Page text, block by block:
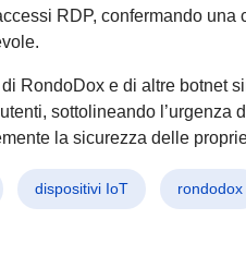
RDP, confermando
RondoDox e di altre botnet
sottolineando l’urgenza
la sicurezza delle
dispositivi IoT rondodox